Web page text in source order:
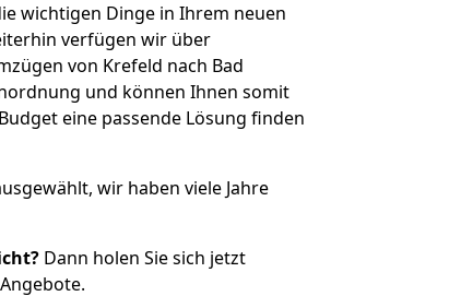
wichtigen Dinge in Ihrem neuen
verfügen wir über
von Krefeld nach Bad
und können Ihnen somit
eine passende Lösung finden
wir haben viele Jahre
Dann holen Sie sich jetzt